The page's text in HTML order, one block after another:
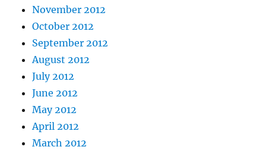
November 2012
October 2012
September 2012
August 2012
July 2012
June 2012
May 2012
April 2012
March 2012